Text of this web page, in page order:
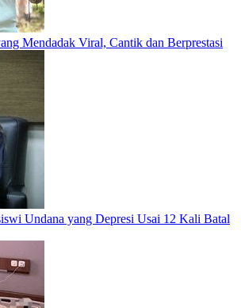
Mendadak Viral, Cantik dan Berprestasi
Undana yang Depresi Usai 12 Kali Batal